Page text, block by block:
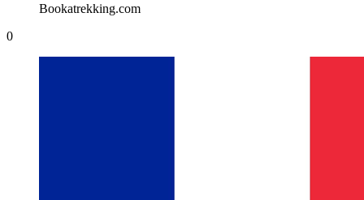
Bookatrekking.com
0